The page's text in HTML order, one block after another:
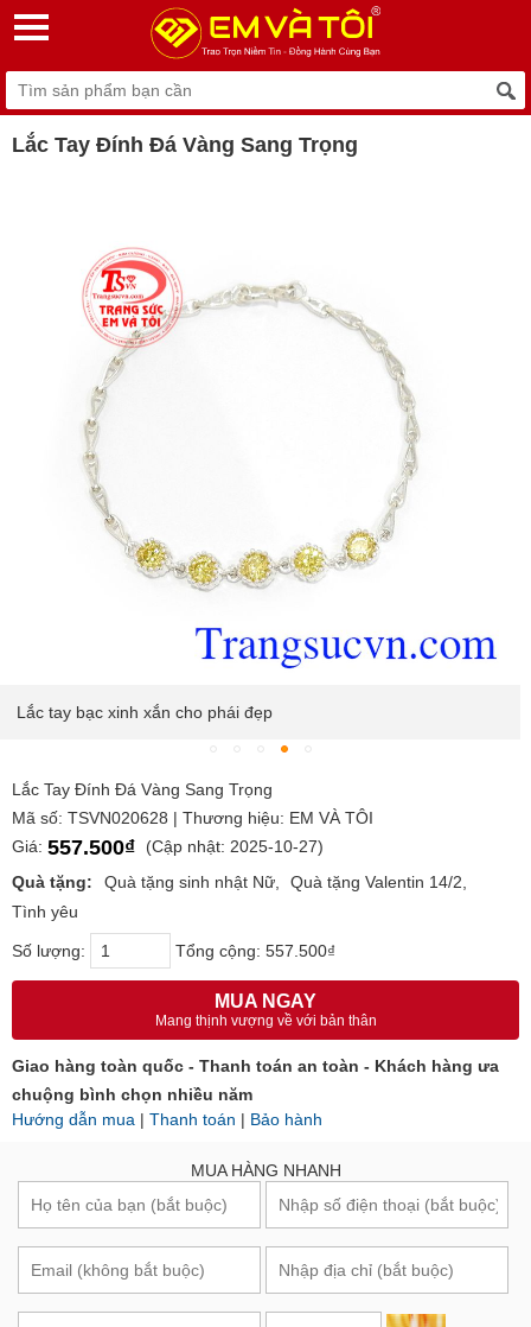
Lắc Tay Đính Đá Vàng Sang Trọng
Lắc tay bạc xinh xắn cho phái đẹp
Lắc Tay Đính Đá Vàng Sang Trọng
Mã số: TSVN020628 | Thương hiệu: EM VÀ TÔI
Giá: 557.500₫
(Cập nhật: 2025-10-27)
Quà tặng:
Quà tặng sinh nhật Nữ
Quà tặng Valentin 14/2
Tình yêu
Số lượng: Tổng cộng: 557.500₫
MUA NGAY
Mang thịnh vượng về với bản thân
Giao hàng toàn quốc - Thanh toán an toàn - Khách hàng ưa
chuộng bình chọn nhiều năm
Hướng dẫn mua | Thanh toán | Bảo hành
MUA HÀNG NHANH